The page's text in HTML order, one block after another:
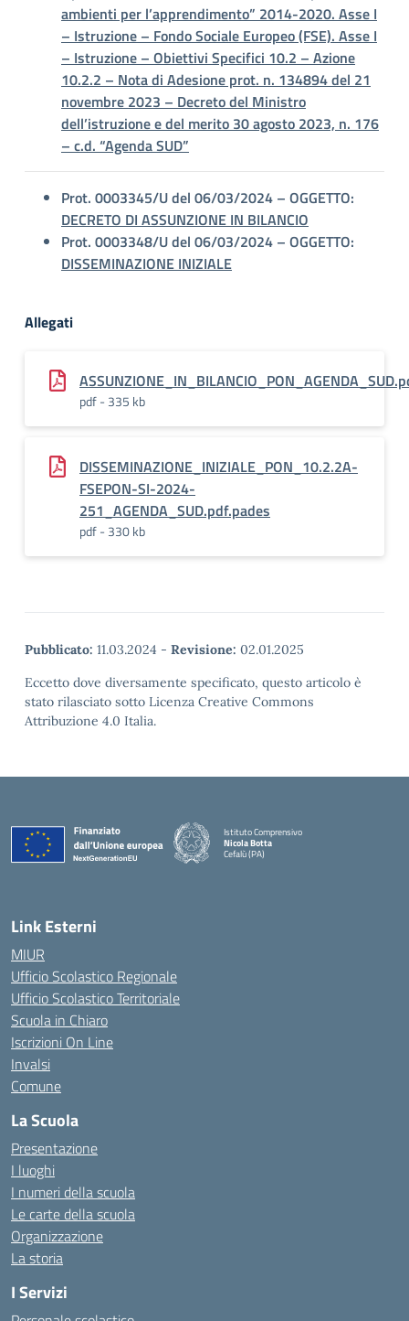
ambienti per l’apprendimento” 2014-2020. Asse I
– Istruzione – Fondo Sociale Europeo (FSE). Asse I
– Istruzione – Obiettivi Specifici 10.2 – Azione
10.2.2 – Nota di Adesione prot. n. 134894 del 21
novembre 2023 – Decreto del Ministro
dell’istruzione e del merito 30 agosto 2023, n. 176
– c.d. “Agenda SUD”
Prot. 0003345/U del 06/03/2024 – OGGETTO:
DECRETO DI ASSUNZIONE IN BILANCIO
Prot. 0003348/U del 06/03/2024 – OGGETTO:
DISSEMINAZIONE INIZIALE
Allegati
pdf - 335 kb
DISSEMINAZIONE_INIZIALE_PON_10.2.2A-
FSEPON-SI-2024-
251_AGENDA_SUD.pdf.pades
pdf - 330 kb
Pubblicato: 11.03.2024 - Revisione: 02.01.2025
Eccetto dove diversamente specificato, questo articolo è
stato rilasciato sotto Licenza Creative Commons
Attribuzione 4.0 Italia.
Istituto Comprensivo
Nicola Botta
Cefalù (PA)
Link Esterni
MIUR
Ufficio Scolastico Regionale
Ufficio Scolastico Territoriale
Scuola in Chiaro
Iscrizioni On Line
Invalsi
Comune
La Scuola
Presentazione
I luoghi
I numeri della scuola
Le carte della scuola
Organizzazione
La storia
I Servizi